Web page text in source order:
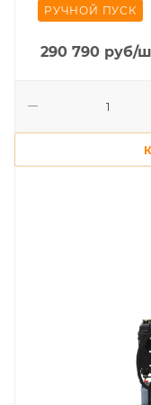
РУЧНОЙ ПУСК
290 790 руб/